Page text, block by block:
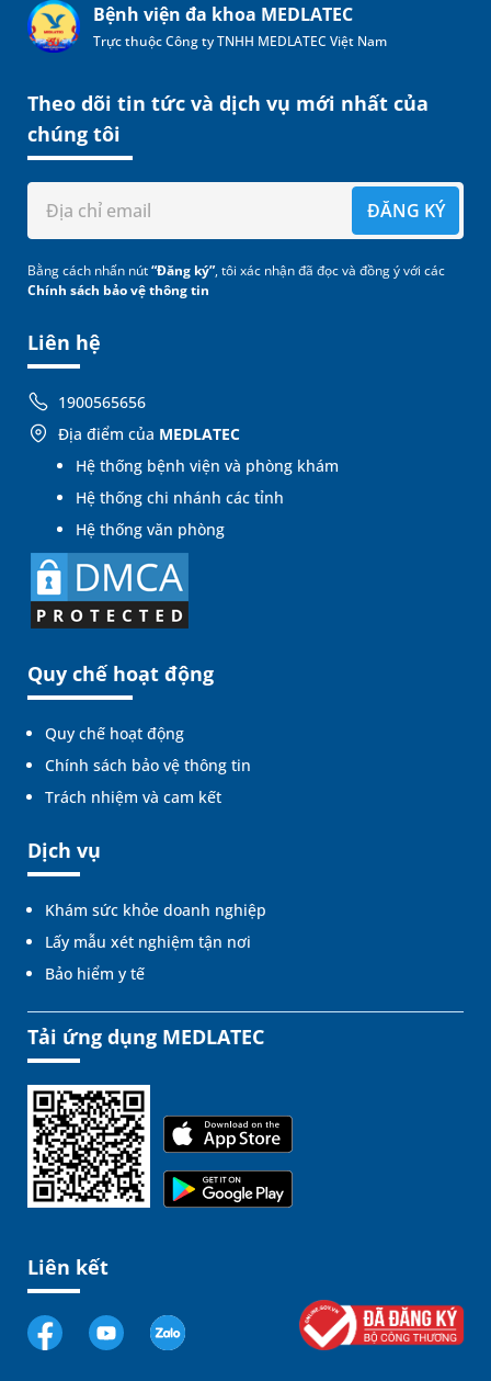
Bệnh viện đa khoa MEDLATEC
Trực thuộc Công ty TNHH MEDLATEC Việt Nam
Liên hệ
1900565656
Địa điểm của MEDLATEC
Hệ thống bệnh viện và phòng khám
Hệ thống chi nhánh các tỉnh
Hệ thống văn phòng
Quy chế hoạt động
Quy chế hoạt động
Chính sách bảo vệ thông tin
Trách nhiệm và cam kết
Dịch vụ
Khám sức khỏe doanh nghiệp
Lấy mẫu xét nghiệm tận nơi
Bảo hiểm y tế
Theo dõi tin tức và dịch vụ mới nhất của
chúng tôi
ĐĂNG KÝ
Bằng cách nhấn nút“Đăng ký”, tôi xác nhận đã đọc và đồng ý với các
Chính sách bảo vệ thông tin
Tải ứng dụng MEDLATEC
Liên kết